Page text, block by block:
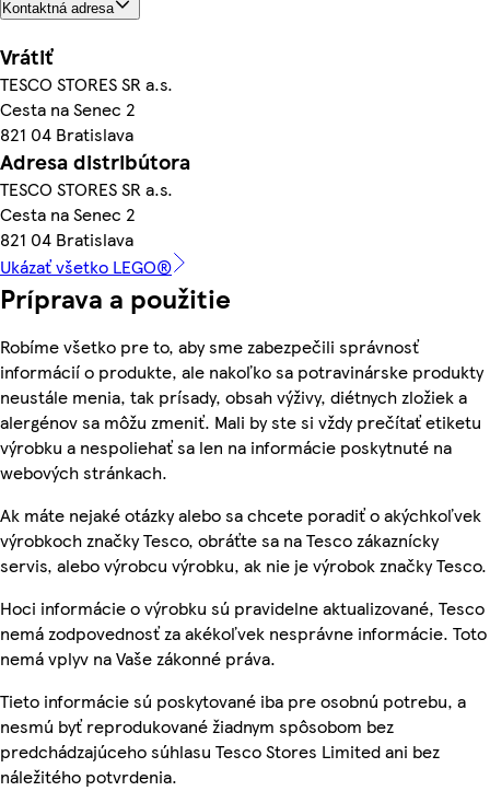
Kontaktná adresa
Vrátiť
TESCO STORES SR a.s.
Cesta na Senec 2
821 04 Bratislava
Adresa distribútora
TESCO STORES SR a.s.
Cesta na Senec 2
821 04 Bratislava
Ukázať všetko LEGO®
Príprava a použitie
Robíme všetko pre to, aby sme zabezpečili správnosť
informácií o produkte, ale nakoľko sa potravinárske produkty
neustále menia, tak prísady, obsah výživy, diétnych zložiek a
alergénov sa môžu zmeniť. Mali by ste si vždy prečítať etiketu
výrobku a nespoliehať sa len na informácie poskytnuté na
webových stránkach.
Ak máte nejaké otázky alebo sa chcete poradiť o akýchkoľvek
výrobkoch značky Tesco, obráťte sa na Tesco zákaznícky
servis, alebo výrobcu výrobku, ak nie je výrobok značky Tesco.
Hoci informácie o výrobku sú pravidelne aktualizované, Tesco
nemá zodpovednosť za akékoľvek nesprávne informácie. Toto
nemá vplyv na Vaše zákonné práva.
Tieto informácie sú poskytované iba pre osobnú potrebu, a
nesmú byť reprodukované žiadnym spôsobom bez
predchádzajúceho súhlasu Tesco Stores Limited ani bez
náležitého potvrdenia.